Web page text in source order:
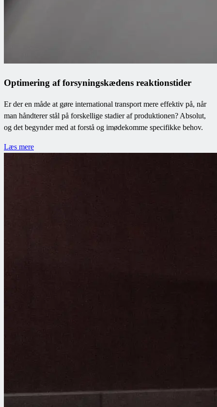
Optimering af forsyningskædens reaktionstider
Er der en måde at gøre international transport mere effektiv på, når
man håndterer stål på forskellige stadier af produktionen? Absolut,
og det begynder med at forstå og imødekomme specifikke behov.
Læs mere